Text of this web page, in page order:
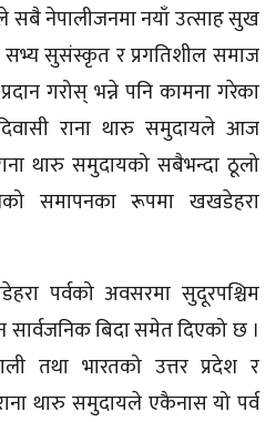
सबै नेपालीजनमा नयाँ उत्साह सुख
सभ्य सुसंस्कृत र प्रगतिशील समाज
गरोस् भन्ने पनि कामना गरेका
राना थारु समुदायले आज
थारु समुदायको सबैभन्दा ठूलो
समापनका रूपमा खखडेहरा
पर्वको अवसरमा सुदूरपश्चिम
बिदा समेत दिएको छ ।
तथा भारतको उत्तर प्रदेश र
थारु समुदायले एकैनास यो पर्व